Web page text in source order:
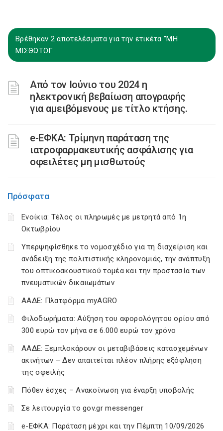
Βρέθηκαν 2 αποτελέσματα για την ετικέτα "ΜΗ
ΜΙΣΘΩΤΟΙ"
Από τον Ιούνιο του 2024 η
ηλεκτρονική βεβαίωση απογραφής
για αμειβόμενους με τίτλο κτήσης.
e-ΕΦΚΑ: Τρίμηνη παράταση της
ιατροφαρμακευτικής ασφάλισης για
οφειλέτες μη μισθωτούς
Πρόσφατα
Ενοίκια: Τέλος οι πληρωμές με μετρητά από 1η
Οκτωβρίου
Υπερψηφίσθηκε το νομοσχέδιο για τη διαχείριση και
ανάδειξη της πολιτιστικής κληρονομιάς, την ανάπτυξη
του οπτικοακουστικού τομέα και την προστασία των
πνευματικών δικαιωμάτων
ΑΑΔΕ: Πλατφόρμα myAGRO
Φιλοδωρήματα: Αύξηση του αφορολόγητου ορίου από
300 ευρώ τον μήνα σε 6.000 ευρώ τον χρόνο
ΑΑΔΕ: Ξεμπλοκάρουν οι μεταβιβάσεις κατασχεμένων
ακινήτων – Δεν απαιτείται πλέον πλήρης εξόφληση
της οφειλής
Πόθεν έσχες – Ανακοίνωση για έναρξη υποβολής
Σε λειτουργία το gov.gr messenger
e-ΕΦΚΑ: Παράταση μέχρι και την Πέμπτη 10/09/2026